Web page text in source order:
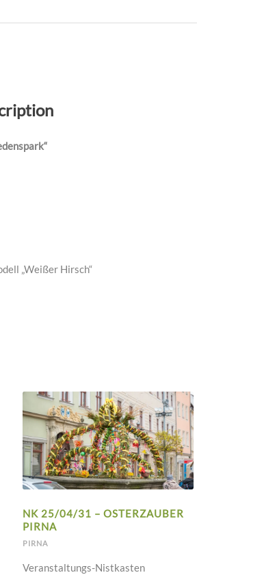
„Weißer Hirsch“
NK 25/04/31 – OSTERZAUBER
PIRNA
PIRNA
Veranstaltungs-Nistkasten